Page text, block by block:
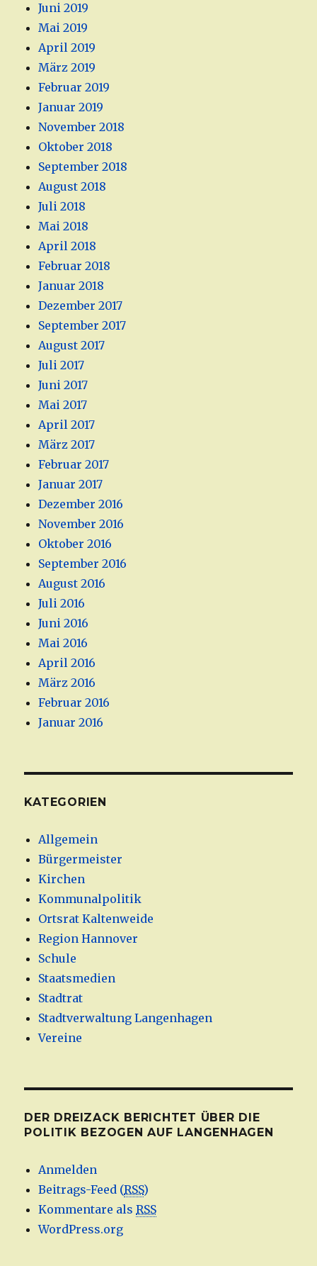
Juni 2019
Mai 2019
April 2019
März 2019
Februar 2019
Januar 2019
November 2018
Oktober 2018
September 2018
August 2018
Juli 2018
Mai 2018
April 2018
Februar 2018
Januar 2018
Dezember 2017
September 2017
August 2017
Juli 2017
Juni 2017
Mai 2017
April 2017
März 2017
Februar 2017
Januar 2017
Dezember 2016
November 2016
Oktober 2016
September 2016
August 2016
Juli 2016
Juni 2016
Mai 2016
April 2016
März 2016
Februar 2016
Januar 2016
KATEGORIEN
Allgemein
Bürgermeister
Kirchen
Kommunalpolitik
Ortsrat Kaltenweide
Region Hannover
Schule
Staatsmedien
Stadtrat
Stadtverwaltung Langenhagen
Vereine
DER DREIZACK BERICHTET ÜBER DIE
POLITIK BEZOGEN AUF LANGENHAGEN
Anmelden
Beitrags-Feed (RSS)
Kommentare alsRSS
WordPress.org